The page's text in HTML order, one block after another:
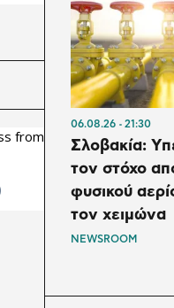
06.08.26 21:30
Σλοβακία:
τον στόχο
φυσικού
τον χειμώνα
NEWSROOM